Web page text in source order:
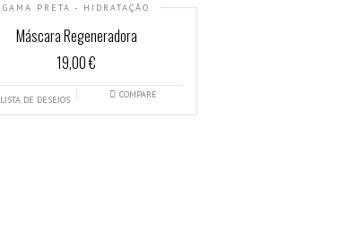
GAMA PRETA - HIDRATAÇÃO
Máscara Regeneradora
19,00 €
LISTA DE DESEJOS COMPARE